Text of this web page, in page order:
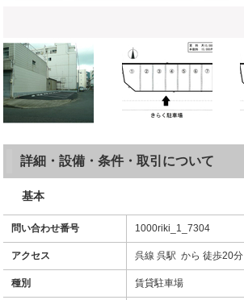
詳細・設備・条件・取引について
基本
問い合わせ番号 1000riki_1_7304
アクセス 呉線 呉駅 から 徒歩20分
種別 賃貸駐車場